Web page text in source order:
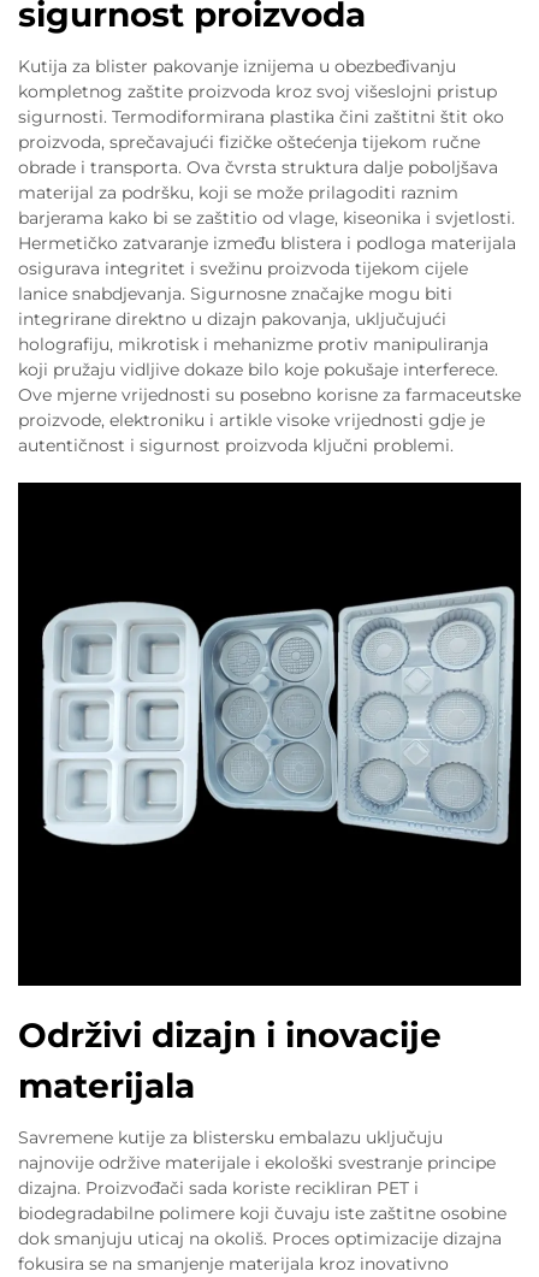
sigurnost proizvoda
Kutija za blister pakovanje iznijema u obezbeđivanju
kompletnog zaštite proizvoda kroz svoj višeslojni pristup
sigurnosti. Termodiformirana plastika čini zaštitni štit oko
proizvoda, sprečavajući fizičke oštećenja tijekom ručne
obrade i transporta. Ova čvrsta struktura dalje poboljšava
materijal za podršku, koji se može prilagoditi raznim
barjerama kako bi se zaštitio od vlage, kiseonika i svjetlosti.
Hermetičko zatvaranje između blistera i podloga materijala
osigurava integritet i svežinu proizvoda tijekom cijele
lanice snabdjevanja. Sigurnosne značajke mogu biti
integrirane direktno u dizajn pakovanja, uključujući
holografiju, mikrotisk i mehanizme protiv manipuliranja
koji pružaju vidljive dokaze bilo koje pokušaje interferece.
Ove mjerne vrijednosti su posebno korisne za farmaceutske
proizvode, elektroniku i artikle visoke vrijednosti gdje je
autentičnost i sigurnost proizvoda ključni problemi.
Održivi dizajn i inovacije
materijala
Savremene kutije za blistersku embalazu uključuju
najnovije održive materijale i ekološki svestranje principe
dizajna. Proizvođači sada koriste recikliran PET i
biodegradabilne polimere koji čuvaju iste zaštitne osobine
dok smanjuju uticaj na okoliš. Proces optimizacije dizajna
fokusira se na smanjenje materijala kroz inovativno